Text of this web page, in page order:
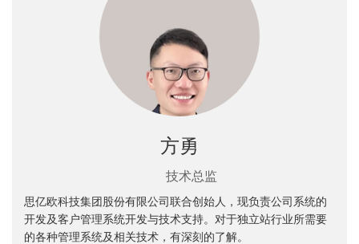
方勇
技术总监
思亿欧科技集团股份有限公司联合创始人，现负责公司系统的
开发及客户管理系统开发与技术支持。对于独立站行业所需要
的各种管理系统及相关技术，有深刻的了解。